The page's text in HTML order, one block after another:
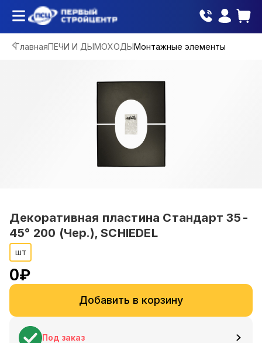
ГлавнаяПЕЧИ И ДЫМОХОДЫМонтажные элементы
Декоративная пластина Стандарт 35-
45° 200 (Чер.), SCHIEDEL
шт
0₽
Добавить в корзину
Под заказ